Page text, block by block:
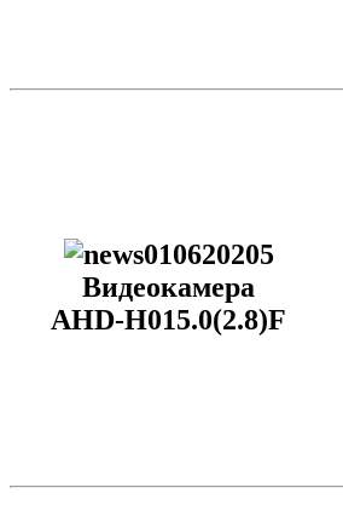
Видеокамера
AHD-H015.0(2.8)F